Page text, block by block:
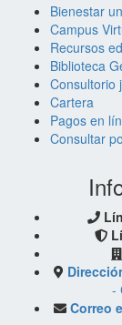
Bienestar
Campus
Recursos
Biblioteca
Consultorio
Cartera
Pagos en
Consultar
-
Correo